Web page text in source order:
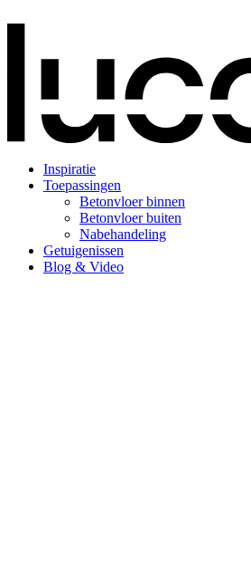
Inspiratie
Toepassingen
Betonvloer binnen
Betonvloer buiten
Nabehandeling
Getuigenissen
Blog & Video